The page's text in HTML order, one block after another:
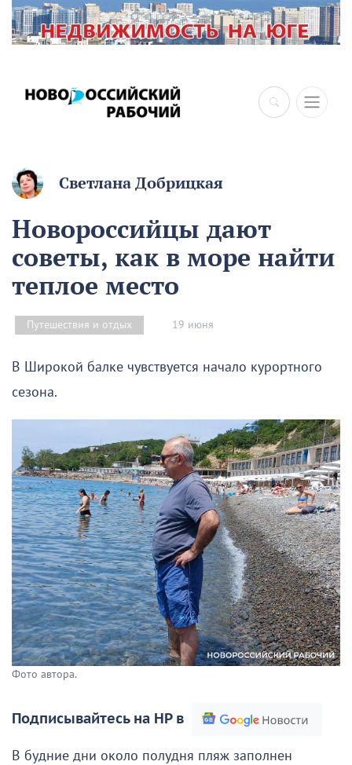
×
Светлана Добрицкая
Новороссийцы дают
советы, как в море найти
теплое место
Путешествия и отдых 19 июня
В Широкой балке чувствуется начало курортного
сезона.
Фото автора.
Подписывайтесь на НР в
В будние дни около полудня пляж заполнен